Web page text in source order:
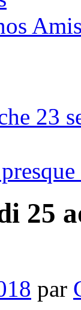
23
25
par